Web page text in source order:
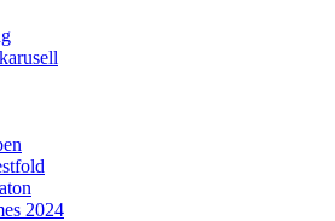
2024